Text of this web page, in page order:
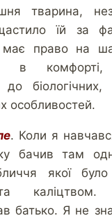
тварина,
їй за
має право на
в
до
особливостей.
. Коли я
бачив там
якої було
каліцтвом.
батько. Я не